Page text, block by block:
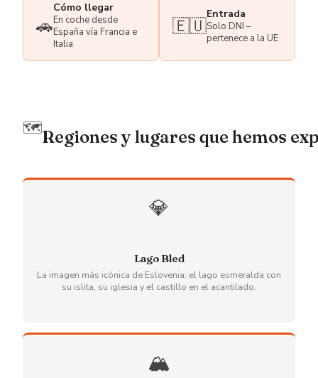
🚗
Cómo llegar
En coche desde
España vía Francia e
Italia
🇪🇺
Entrada
Solo DNI –
pertenece a la UE
🗺️Regiones y lugares que hemos
💎
Lago Bled
La imagen más icónica de Eslovenia: el lago esmeralda con
su islita, su iglesia y el castillo en el acantilado.
🏔️